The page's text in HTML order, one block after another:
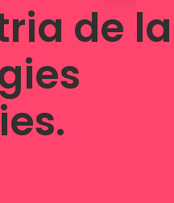
de la